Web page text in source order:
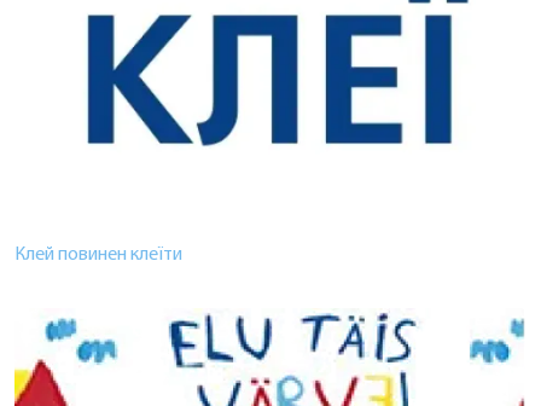
Клей повинен клеїти